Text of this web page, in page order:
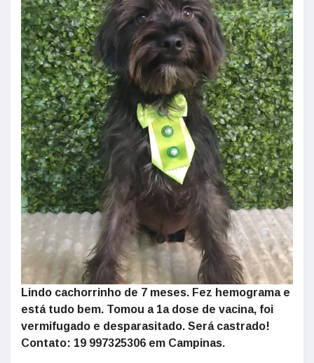
Lindo cachorrinho de 7 meses. Fez hemograma e
está tudo bem. Tomou a 1a dose de vacina, foi
vermifugado e desparasitado. Será castrado!
Contato: 19 997325306 em Campinas.